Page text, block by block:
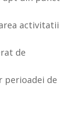
activitatii
de
perioadei de